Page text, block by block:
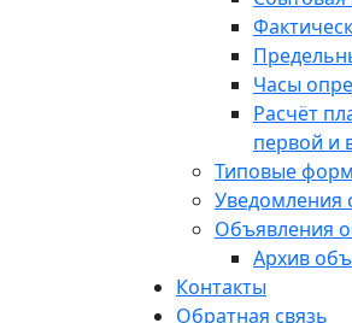
Часы
Расчёт
первой и
Типовые
Уведомления
Объявления
Архив
Контакты
Обратная связь